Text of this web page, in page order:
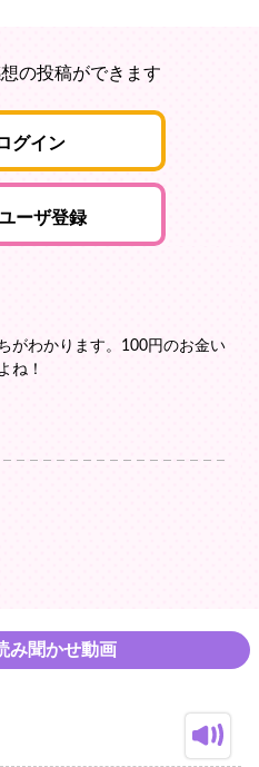
の投稿ができます
グイン
ーザ登録
がわかります。100円のお金い
ね！
み聞かせ動画